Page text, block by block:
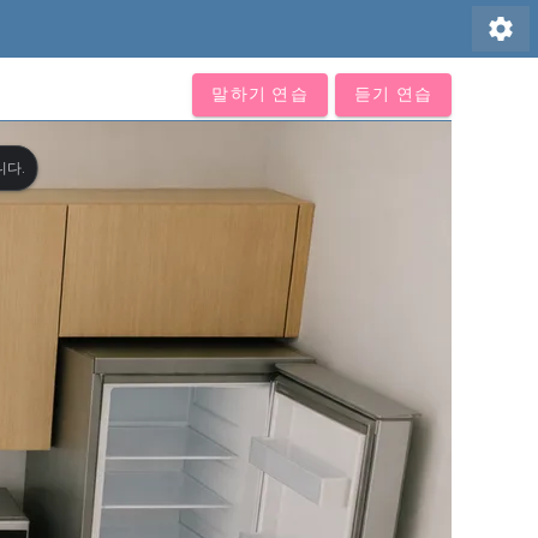
settings
말하기 연습 듣기 연습
다.